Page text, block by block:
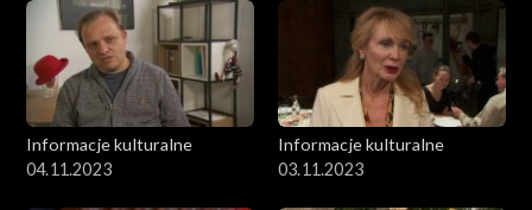
Informacje kulturalne
04.11.2023
Informacje kulturalne
03.11.2023